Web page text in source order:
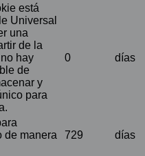
está
Universal
una
de la
hay
de
y
para
0 días
de manera
729 días